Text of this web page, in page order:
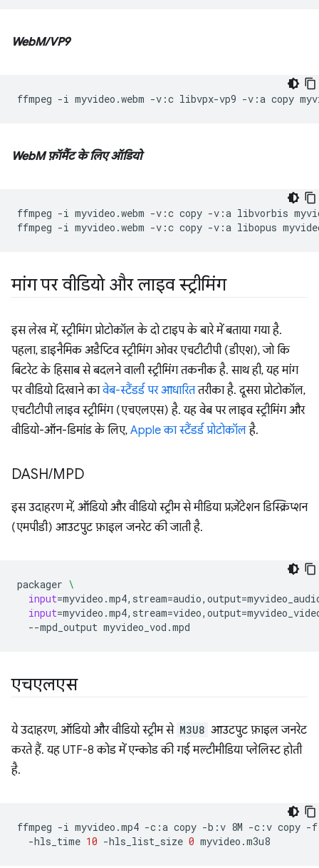
WebM/VP9
ffmpeg -i myvideo.webm -v:c libvpx-vp9 -v:a copy
WebM फ़ॉर्मैट के लिए ऑडियो
ffmpeg -i myvideo.webm -v:c copy -v:a libvorbis
ffmpeg -i myvideo.webm -v:c copy -v:a libopus
मांग पर वीडियो और लाइव स्ट्रीमिंग
इस लेख में, स्ट्रीमिंग प्रोटोकॉल के दो टाइप के बारे में बताया गया है.
पहला, डाइनैमिक अडैप्टिव स्ट्रीमिंग ओवर एचटीटीपी (डीएश), जो कि
बिटरेट के हिसाब से बदलने वाली स्ट्रीमिंग तकनीक है. साथ ही, यह मांग
पर वीडियो दिखाने कावेब-स्टैंडर्ड पर आधारिततरीका है. दूसरा प्रोटोकॉल,
एचटीटीपी लाइव स्ट्रीमिंग (एचएलएस) है. यह वेब पर लाइव स्ट्रीमिंग और
वीडियो-ऑन-डिमांड के लिए, Apple का स्टैंडर्ड प्रोटोकॉलहै.
DASH/MPD
इस उदाहरण में, ऑडियो और वीडियो स्ट्रीम से मीडिया प्रज़ेंटेशन डिस्क्रिप्शन
(एमपीडी) आउटपुट फ़ाइल जनरेट की जाती है.
packager \
input=myvideo.mp4,stream=audio,output=
input=myvideo.mp4,stream=video,output=
--mpd_output
एचएलएस
ये उदाहरण, ऑडियो और वीडियो स्ट्रीम से M3U8 आउटपुट फ़ाइल जनरेट
करते हैं. यह UTF-8 कोड में एन्कोड की गई मल्टीमीडिया प्लेलिस्ट होती
है.
ffmpeg -i myvideo.mp4 -c:a copy -b:v 8M -c:v copy -f
-hls_time 10 -hls_list_size 0